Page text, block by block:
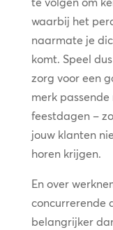
waarbij het
naarmate je
komt. Speel
zorg voor een
merk
feestdagen –
jouw klanten
horen krijgen.
En over
concurrerende
belangrijker